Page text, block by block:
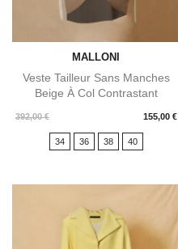
MALLONI
Veste Tailleur Sans Manches
Beige À Col Contrastant
392,00 € 155,00 €
Prix
34 36 38 40